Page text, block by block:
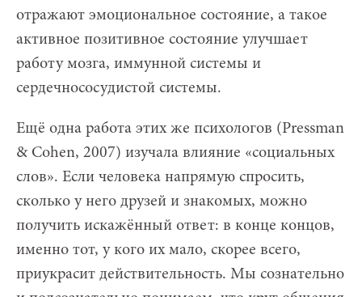
отражают эмоциональное состояние, а такое
активное позитивное состояние улучшает
работу мозга, иммунной системы и
сердечнососудистой системы.
Ещё одна работа этих же психологов (Pressman
& Cohen, 2007) изучала влияние «социальных
слов». Если человека напрямую спросить,
сколько у него друзей и знакомых, можно
получить искажённый ответ: в конце концов,
именно тот, у кого их мало, скорее всего,
приукрасит действительность. Мы сознательно